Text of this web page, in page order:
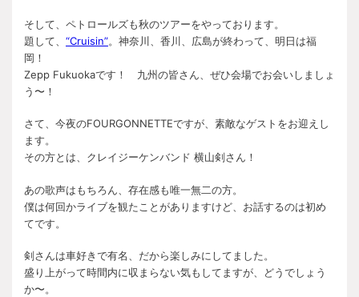
そして、ペトロールズも秋のツアーをやっております。
題して、 “Cruisin”。神奈川、香川、広島が終わって、明日は福
岡！
Zepp Fukuokaです！ 九州の皆さん、ぜひ会場でお会いしましょ
う〜！
さて、今夜のFOURGONNETTEですが、素敵なゲストをお迎えし
ます。
その方とは、クレイジーケンバンド 横山剣さん！
あの歌声はもちろん、存在感も唯一無二の方。
僕は何回かライブを観たことがありますけど、お話するのは初め
てです。
剣さんは車好きで有名、だから楽しみにしてました。
盛り上がって時間内に収まらない気もしてますが、どうでしょう
か〜。